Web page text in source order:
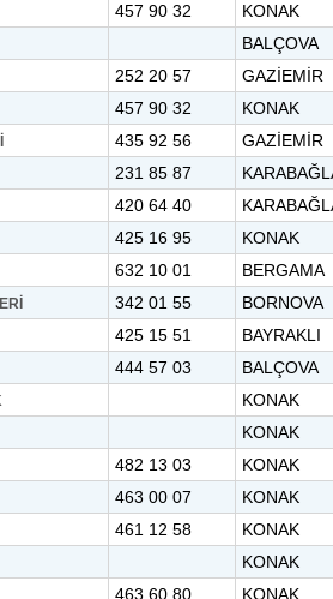
457 90 32 KONAK
BALÇOVA
252 20 57 GAZİEMİR
457 90 32 KONAK
435 92 56 GAZİEMİR
231 85 87
420 64 40
425 16 95 KONAK
632 10 01 BERGAMA
342 01 55 BORNOVA
425 15 51 BAYRAKLI
444 57 03 BALÇOVA
KONAK
KONAK
482 13 03 KONAK
463 00 07 KONAK
461 12 58 KONAK
KONAK
463 60 80 KONAK